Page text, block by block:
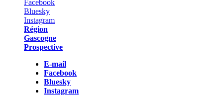
Région
Gascogne
Prospective
E-mail
Facebook
Bluesky
Instagram